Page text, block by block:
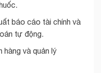
báo cáo tài chính và
tự động.
hàng và quản lý